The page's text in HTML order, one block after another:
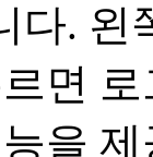
다. 왼
면
을